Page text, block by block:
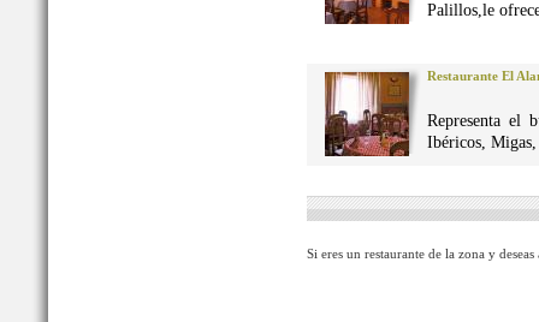
Palillos,le
Restaurante El
Representa el
Ibéricos, Migas,
Si eres un restaurante de la zona y